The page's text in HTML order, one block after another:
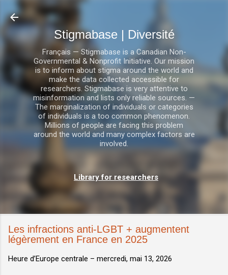
Stigmabase | Diversité
Français — Stigmabase is a Canadian Non-
Governmental & Nonprofit Initiative. Our mission
is to inform about stigma around the world and
make the data collected accessible for
researchers. Stigmabase is very attentive to
misinformation and lists only reliable sources. —
The marginalization of individuals or categories
of individuals is a too common phenomenon.
Millions of people are facing this problem
around the world and many complex factors are
involved.
Library for researchers
Les infractions anti-LGBT + augmentent
légèrement en France en 2025
Heure d’Europe centrale – mercredi, mai 13, 2026